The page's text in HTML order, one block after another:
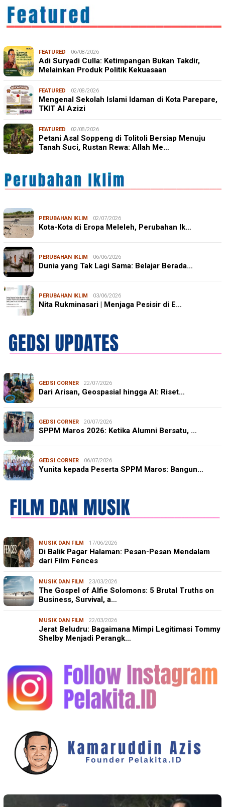
FEATURED 06/08/2026
Adi Suryadi Culla: Ketimpangan Bukan Takdir,
Melainkan Produk Politik Kekuasaan
FEATURED 02/08/2026
Mengenal Sekolah Islami Idaman di Kota Parepare,
TKIT Al Azizi
FEATURED 02/08/2026
Petani Asal Soppeng di Tolitoli Bersiap Menuju
Tanah Suci, Rustan Rewa: Allah Me…
PERUBAHAN IKLIM 02/07/2026
Kota-Kota di Eropa Meleleh, Perubahan Ik…
PERUBAHAN IKLIM 06/06/2026
Dunia yang Tak Lagi Sama: Belajar Berada…
PERUBAHAN IKLIM 03/06/2026
Nita Rukminasari | Menjaga Pesisir di E…
GEDSI CORNER 22/07/2026
Dari Arisan, Geospasial hingga AI: Riset…
GEDSI CORNER 20/07/2026
SPPM Maros 2026: Ketika Alumni Bersatu, …
GEDSI CORNER 06/07/2026
Yunita kepada Peserta SPPM Maros: Bangun…
MUSIK DAN FILM 17/06/2026
Di Balik Pagar Halaman: Pesan-Pesan Mendalam
dari Film Fences
MUSIK DAN FILM 23/03/2026
The Gospel of Alfie Solomons: 5 Brutal Truths on
Business, Survival, a…
MUSIK DAN FILM 22/03/2026
Jerat Beludru: Bagaimana Mimpi Legitimasi Tommy
Shelby Menjadi Perangk…